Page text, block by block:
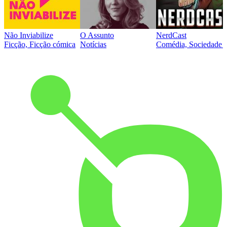
Não Inviabilize
Ficção, Ficção cómica
O Assunto
Notícias
NerdCast
Comédia, Sociedade